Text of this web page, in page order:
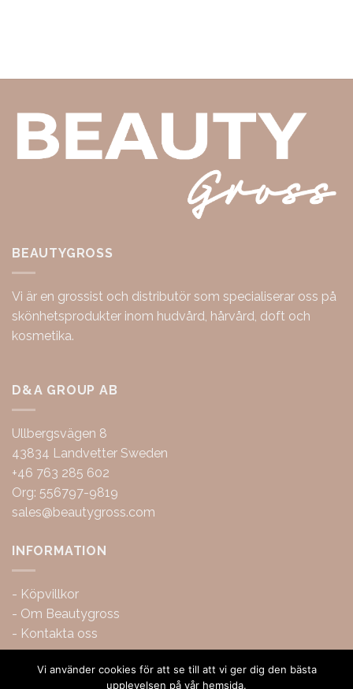
BEAUTYGROSS
Vi är en grossist och distributör som specialiserar oss på
skönhetsprodukter inom hudvård, hårvård, doft och
kosmetika.
D&A GROUP AB
Ullbergsvägen 8
43834 Landvetter Sweden
+46 763 285 602
Org: 556797-9819
sales@beautygross.com
INFORMATION
- Köpvillkor
- Om Beautygross
- Kontakta oss
Vi använder cookies för att se till att vi ger dig den bästa
upplevelsen på vår hemsida.